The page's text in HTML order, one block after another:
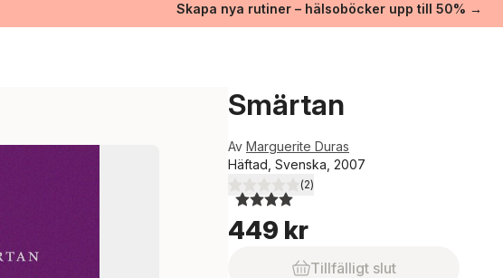
Skapa nya rutiner – hälsoböcker upp till 50% →
Smärtan
Av Marguerite Duras
Häftad, Svenska, 2007
4,0utav 5 stjärnor. Totalt antal röster:
(2)
449 kr
Tillfälligt slut